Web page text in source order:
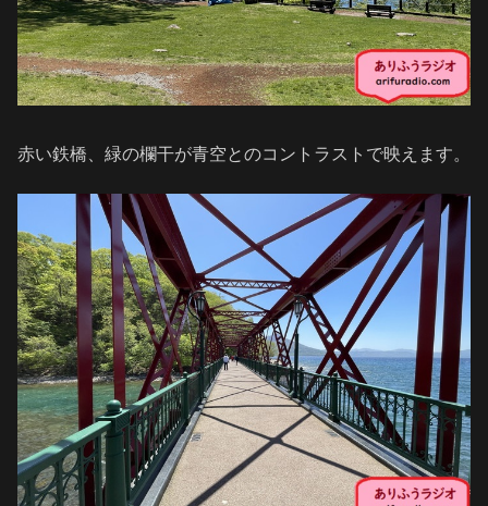
赤い鉄橋、緑の欄干が青空とのコントラストで映えます。